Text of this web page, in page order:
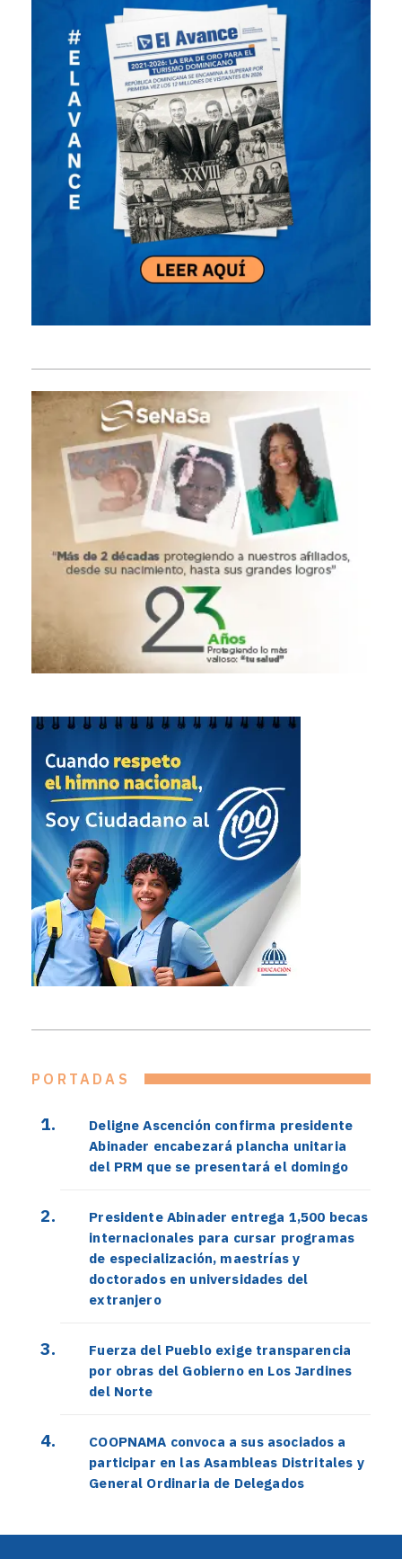
PORTADAS
Deligne Ascención confirma presidente
Abinader encabezará plancha unitaria
del PRM que se presentará el domingo
Presidente Abinader entrega 1,500 becas
internacionales para cursar programas
de especialización, maestrías y
doctorados en universidades del
extranjero
Fuerza del Pueblo exige transparencia
por obras del Gobierno en Los Jardines
del Norte
COOPNAMA convoca a sus asociados a
participar en las Asambleas Distritales y
General Ordinaria de Delegados